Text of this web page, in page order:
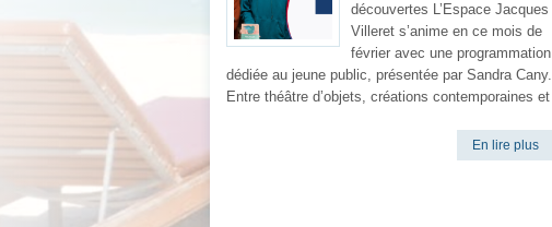
découvertes L’Espace Jacques
Villeret s’anime en ce mois de
février avec une programmation
dédiée au jeune public, présentée par Sandra Cany.
Entre théâtre d’objets, créations contemporaines et
En lire plus